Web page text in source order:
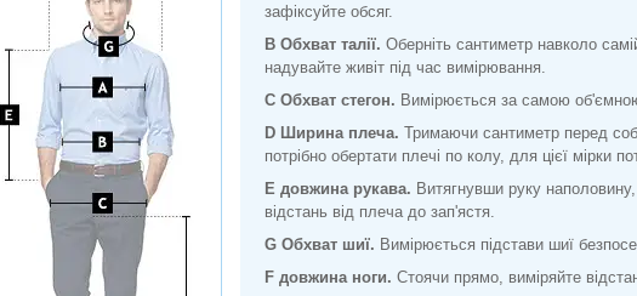
зафіксуйте обсяг.
B Обхват талії. Оберніть сантиметр навколо
надувайте живіт під час вимірювання.
C Обхват стегон. Вимірюється за самою об'ємною
D Ширина плеча. Тримаючи сантиметр перед
потрібно обертати плечі по колу, для цієї мірки
E довжина рукава. Витягнувши руку
відстань від плеча до зап'ястя.
G Обхват шиї. Вимірюється підстави шиї
F довжина ноги. Стоячи прямо, виміряйте